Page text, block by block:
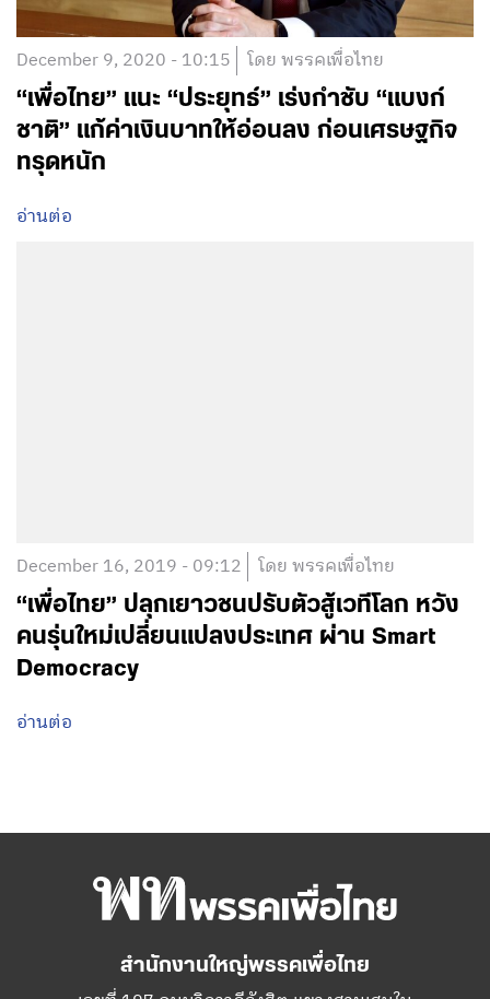
December 9, 2020 - 10:15 โดย พรรคเพื่อไทย
“เพื่อไทย” แนะ “ประยุทธ์” เร่งกำชับ “แบงก์
ชาติ” แก้ค่าเงินบาทให้อ่อนลง ก่อนเศรษฐกิจ
ทรุดหนัก
อ่านต่อ
December 16, 2019 - 09:12 โดย พรรคเพื่อไทย
“เพื่อไทย” ปลุกเยาวชนปรับตัวสู้เวทีโลก หวัง
คนรุ่นใหม่เปลี่ยนแปลงประเทศ ผ่าน Smart
Democracy
อ่านต่อ
สำนักงานใหญ่พรรคเพื่อไทย